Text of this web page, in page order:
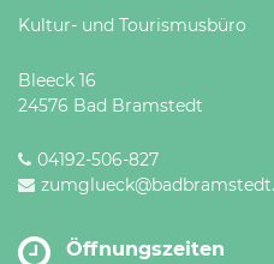
Kultur- und Tourismusbüro
Bleeck 16
24576 Bad Bramstedt
04192-506-827
Öffnungszeiten